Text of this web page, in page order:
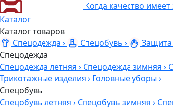
Когда качество
Каталог
Каталог товаров
Спецодежда › Спецобувь › Защита
Спецодежда
Спецодежда летняя › Спецодежда зимняя ›
Трикотажные изделия › Головные уборы ›
Спецобувь
Спецобувь летняя › Спецобувь зимняя ›